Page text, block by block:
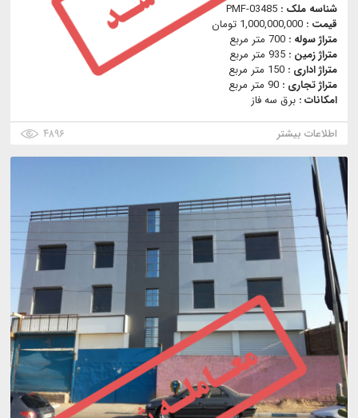
شناسه ملک : PMF-03485
قیمت : 1,000,000,000 تومان
متراژ سوله : 700 متر مربع
متراژ زمین : 935 متر مربع
متراژ اداری : 150 متر مربع
متراژ تجاری : 90 متر مربع
امکانات : برق سه فاز
اطلاعات بیشتر
۴۸۹۶